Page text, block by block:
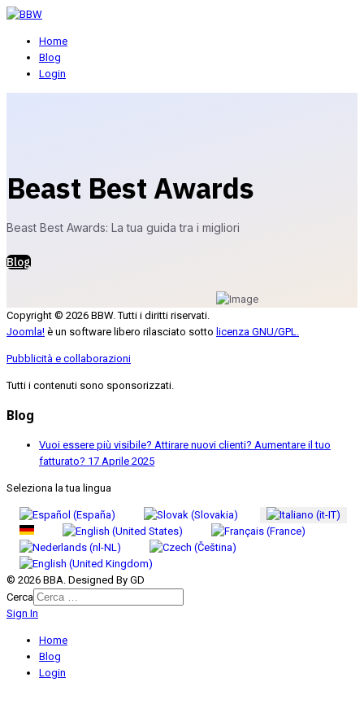
Home
Blog
Login
Beast Best Awards
Beast Best Awards: La tua guida tra i migliori
Blog
Copyright © 2026 BBW. Tutti i diritti riservati.
Joomla! è un software libero rilasciato sotto licenza GNU/GPL.
Pubblicità e collaborazioni
Tutti i contenuti sono sponsorizzati.
Blog
Vuoi essere più visibile? Attirare nuovi clienti? Aumentare il tuo
fatturato? 17 Aprile 2025
Seleziona la tua lingua
© 2026 BBA. Designed By GD
Cerca
Sign In
Home
Blog
Login